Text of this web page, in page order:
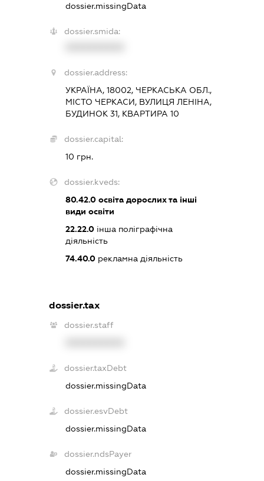
dossier.missingData
dossier.smida:
dossier.address:
УКРАЇНА, 18002, ЧЕРКАСЬКА ОБЛ.,
МІСТО ЧЕРКАСИ, ВУЛИЦЯ ЛЕНІНА,
БУДИНОК 31, КВАРТИРА 10
dossier.capital:
10 грн.
dossier.kveds:
80.42.0освіта дорослих та інші
види освіти
22.22.0інша поліграфічна
діяльність
74.40.0рекламна діяльність
dossier.tax
dossier.staff
dossier.taxDebt
dossier.missingData
dossier.esvDebt
dossier.missingData
dossier.ndsPayer
dossier.missingData